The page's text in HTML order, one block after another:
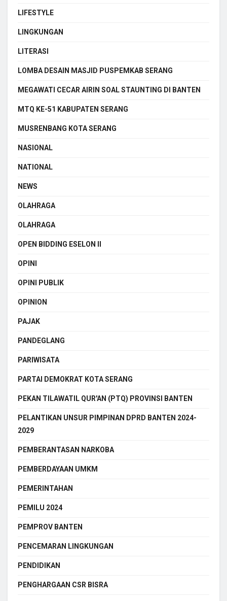
LIFESTYLE
LINGKUNGAN
LITERASI
LOMBA DESAIN MASJID PUSPEMKAB SERANG
MEGAWATI CECAR AIRIN SOAL STAUNTING DI BANTEN
MTQ KE-51 KABUPATEN SERANG
MUSRENBANG KOTA SERANG
NASIONAL
NATIONAL
NEWS
OLAHRAGA
OLAHRAGA
OPEN BIDDING ESELON II
OPINI
OPINI PUBLIK
OPINION
PAJAK
PANDEGLANG
PARIWISATA
PARTAI DEMOKRAT KOTA SERANG
PEKAN TILAWATIL QUR'AN (PTQ) PROVINSI BANTEN
PELANTIKAN UNSUR PIMPINAN DPRD BANTEN 2024-
2029
PEMBERANTASAN NARKOBA
PEMBERDAYAAN UMKM
PEMERINTAHAN
PEMILU 2024
PEMPROV BANTEN
PENCEMARAN LINGKUNGAN
PENDIDIKAN
PENGHARGAAN CSR BISRA